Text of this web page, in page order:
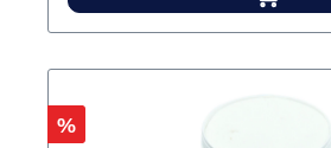
Inhalt 60 ml Pastenhärter
Rabatt
%